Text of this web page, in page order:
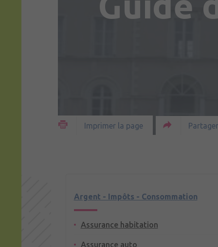
Imprimer la page
Argent - Impôts - Consommation
Assurance habitation
Assurance auto